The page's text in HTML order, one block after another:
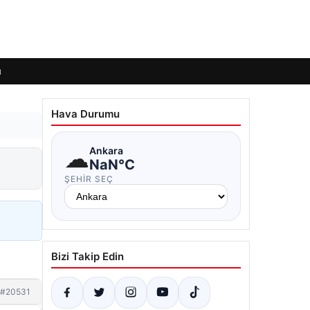
#20531
Hava Durumu
☁Ankara
NaN°C
ŞEHIR SEÇ
Bizi Takip Edin